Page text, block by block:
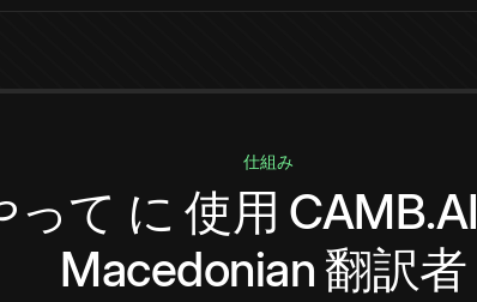
仕組み
って に 使用 CAMB.AI
Macedonian 翻訳者